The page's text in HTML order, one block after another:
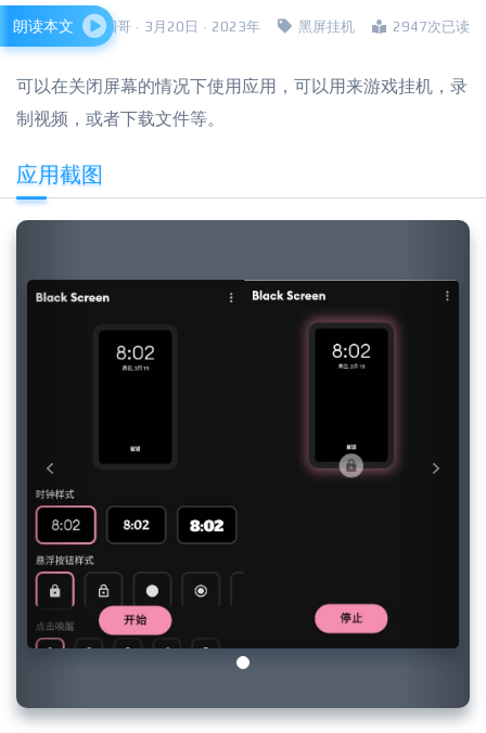
四哥 · 3月20日 · 2023年 黑屏挂机 2947次已读
朗读本文
可以在关闭屏幕的情况下使用应用，可以用来游戏挂机，录
制视频，或者下载文件等。
应用截图
Next